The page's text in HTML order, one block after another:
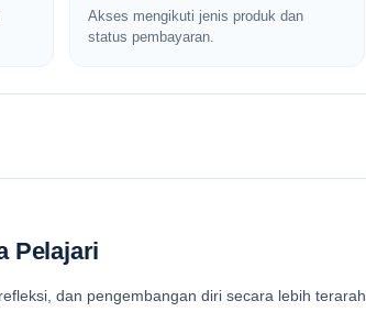
Akses mengikuti jenis produk dan
status pembayaran.
Pelajari
dan pengembangan diri secara lebih terarah.